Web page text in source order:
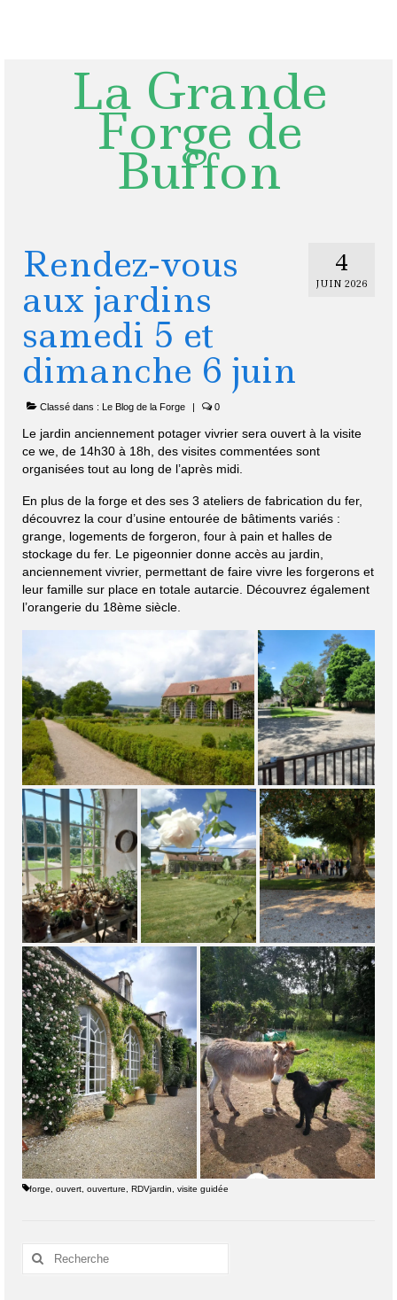
La Grande
Forge de
Buffon
4
JUIN 2026
Rendez-vous
aux jardins
samedi 5 et
dimanche 6 juin
Classé dans : Le Blog de la Forge | 0
Le jardin anciennement potager vivrier sera ouvert à la visite
ce we, de 14h30 à 18h, des visites commentées sont
organisées tout au long de l’après midi.
En plus de la forge et des ses 3 ateliers de fabrication du fer,
découvrez la cour d’usine entourée de bâtiments variés :
grange, logements de forgeron, four à pain et halles de
stockage du fer. Le pigeonnier donne accès au jardin,
anciennement vivrier, permettant de faire vivre les forgerons et
leur famille sur place en totale autarcie. Découvrez également
l’orangerie du 18ème siècle.
forge, ouvert, ouverture, RDVjardin, visite guidée
Rechercher